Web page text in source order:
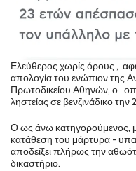
Ελεύθερος χωρίς όρους ,
απολογία του ενώπιον της
Πρωτοδικείου Αθηνών, ο
ληστείας σε βενζινάδικο
Ο ως άνω κατηγορούμενος,
κατάθεση του μάρτυρα -
αποδείξει πλήρως την
δικαστήριο.